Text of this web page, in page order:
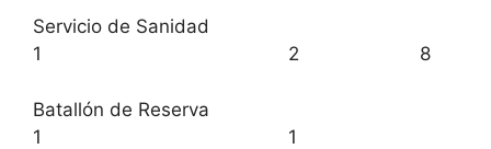
Servicio de Sanidad
1 2 8
Batallón de Reserva
1 1